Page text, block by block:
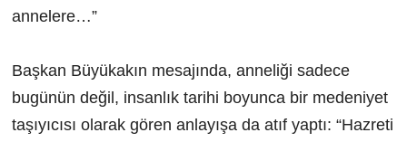
annelere…”
Başkan Büyükakın mesajında, anneliği sadece
bugünün değil, insanlık tarihi boyunca bir medeniyet
taşıyıcısı olarak gören anlayışa da atıf yaptı: “Hazreti